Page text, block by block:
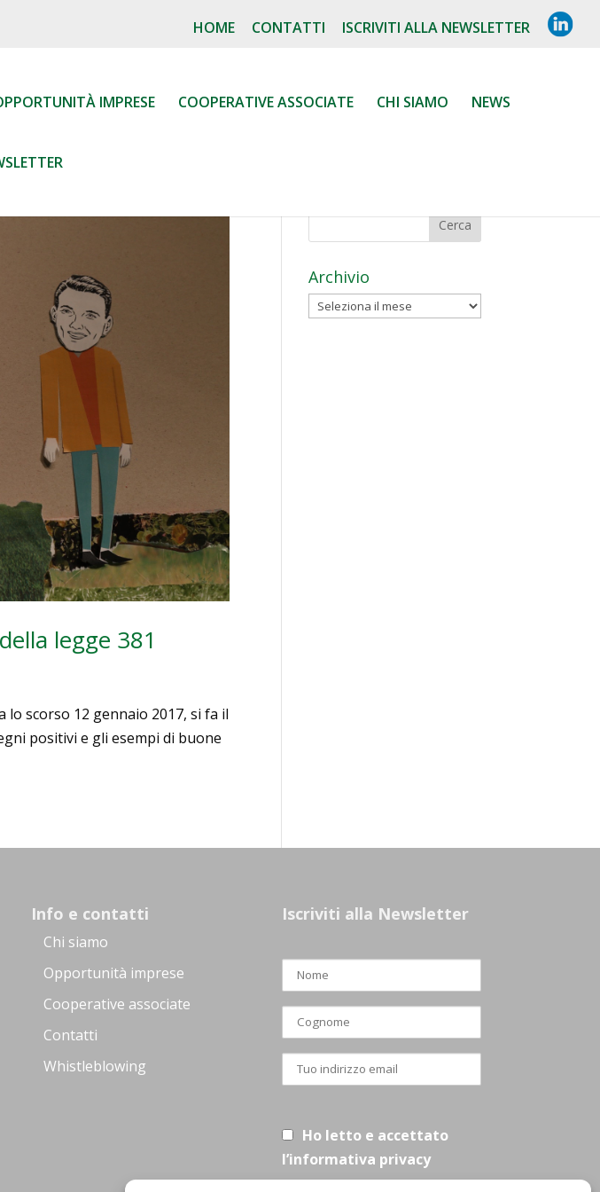
HOME CONTATTI ISCRIVITI ALLA NEWSLETTER
L
I
IMPRESE COOPERATIVE ASSOCIATE CHI SIAMO NEWS
legge 381
lo scorso 12 gennaio 2017, si fa il
positivi e gli esempi di buone
Archivio
Archivio
Info e contatti
Chi siamo
Opportunità imprese
Cooperative associate
Contatti
Whistleblowing
Iscriviti alla Newsletter
Ho letto e accettato
l’informativa privacy